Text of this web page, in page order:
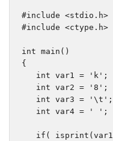
#include <stdio.h>
#include <ctype.h>
int main ()
{
int var1 = 'k' ;
int var2 = '8' ;
int var3 = '\t' ;
int var4 = ' ' ;
if ( isprint ( var1